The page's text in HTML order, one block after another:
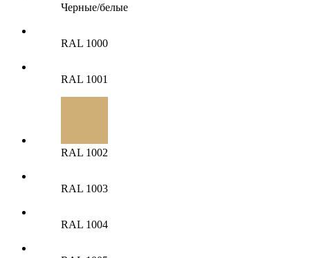
Черные/белые
RAL 1000
RAL 1001
RAL 1002
RAL 1003
RAL 1004